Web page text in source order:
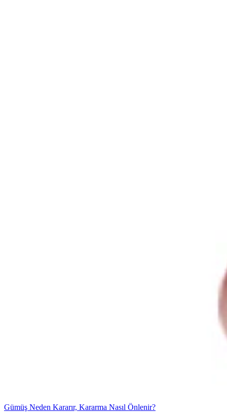
Gümüş Neden Kararır, Kararma Nasıl Önlenir?